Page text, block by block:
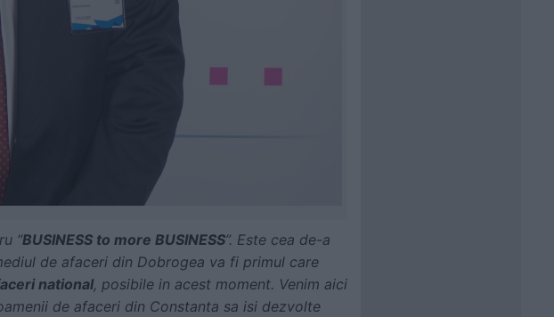
“BUSINESS to more BUSINESS”. Este cea de-a
de afaceri din Dobrogea va fi primul care
national, posibile in acest moment. Venim aici
de afaceri din Constanta sa isi dezvolte